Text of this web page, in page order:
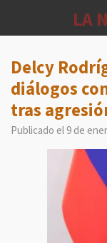
principal
LA
Delcy
diálogos
tras
Publicado el 9 de